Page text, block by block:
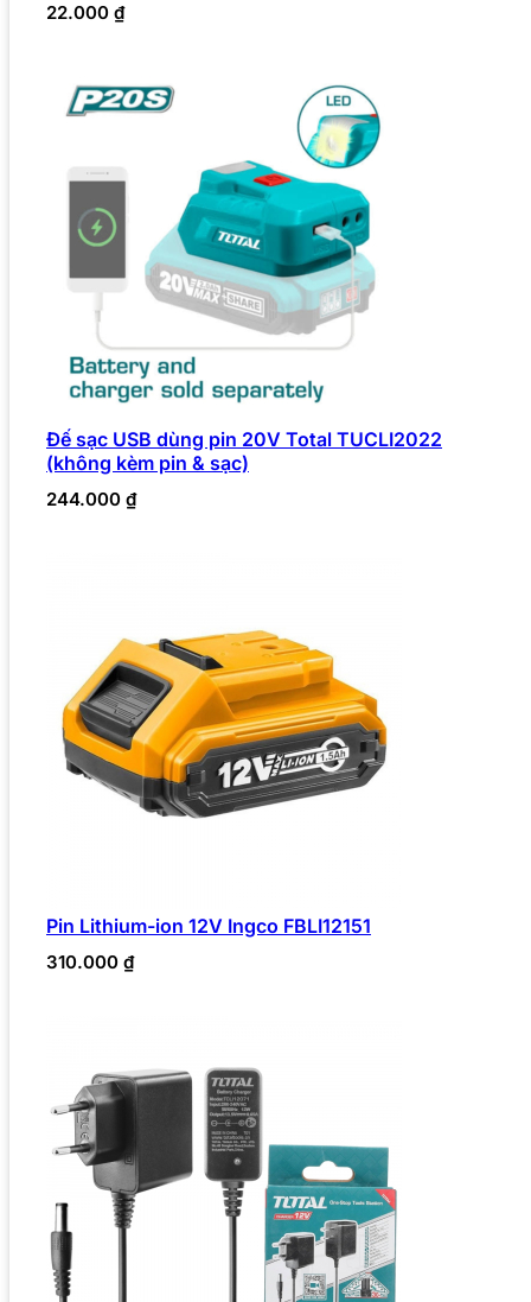
22.000 ₫
Đế sạc USB dùng pin 20V Total TUCLI2022
(không kèm pin & sạc)
244.000 ₫
Pin Lithium-ion 12V Ingco FBLI12151
310.000 ₫